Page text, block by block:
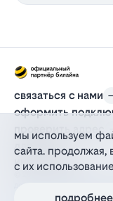
связаться с нами
оформить
проверить адрес
для дома
информация
действующий на
политика персональных
мы используем
сайта. продолжая,
с их
подробнее